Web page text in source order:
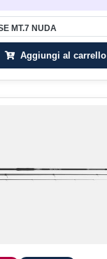
MT.7 NUDA
Aggiungi al carrello